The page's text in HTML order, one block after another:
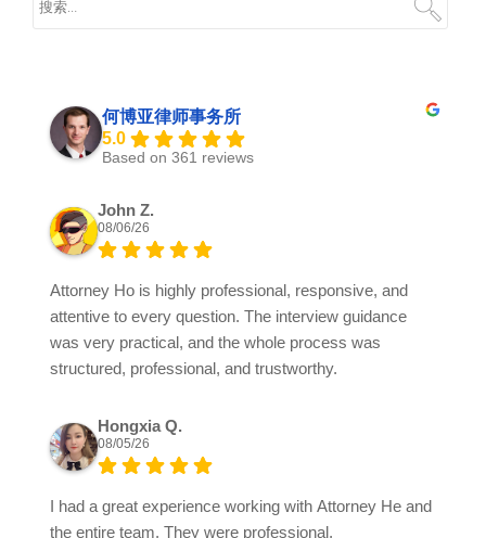
何博亚律师事务所
5.0
Based on 361 reviews
John Z.
08/06/26
Attorney Ho is highly professional, responsive, and
attentive to every question. The interview guidance
was very practical, and the whole process was
structured, professional, and trustworthy.
Hongxia Q.
08/05/26
I had a great experience working with Attorney He and
the entire team. They were professional,